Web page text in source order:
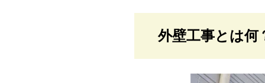
外壁工事とは何